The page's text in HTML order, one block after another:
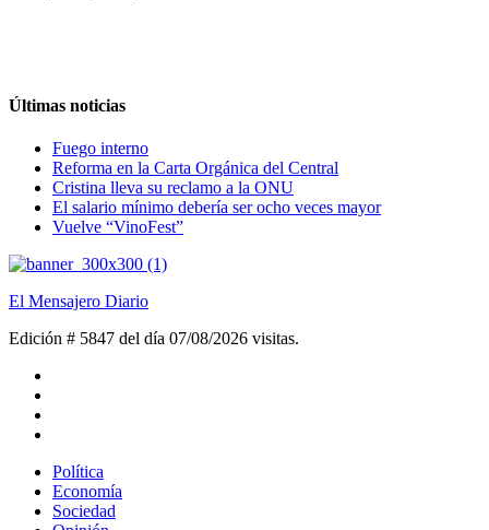
Últimas noticias
Fuego interno
Reforma en la Carta Orgánica del Central
Cristina lleva su reclamo a la ONU
El salario mínimo debería ser ocho veces mayor
Vuelve “VinoFest”
El Mensajero Diario
Edición # 5847 del día 07/08/2026 visitas.
Política
Economía
Sociedad